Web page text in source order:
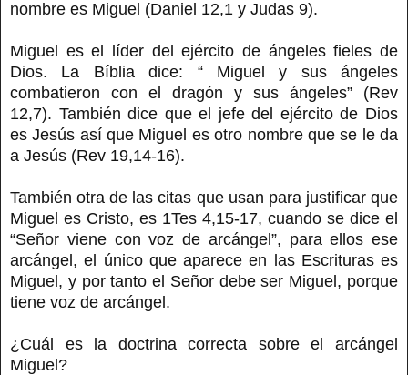
nombre es Miguel (Daniel 12,1 y Judas 9).
Miguel es el líder del ejército de ángeles fieles de
Dios. La Bíblia dice: “ Miguel y sus ángeles
combatieron con el dragón y sus ángeles” (Rev
12,7). También dice que el jefe del ejército de Dios
es Jesús así que Miguel es otro nombre que se le da
a Jesús (Rev 19,14-16).
También otra de las citas que usan para justificar que
Miguel es Cristo, es 1Tes 4,15-17, cuando se dice el
“Señor viene con voz de arcángel”, para ellos ese
arcángel, el único que aparece en las Escrituras es
Miguel, y por tanto el Señor debe ser Miguel, porque
tiene voz de arcángel.
¿Cuál es la doctrina correcta sobre el arcángel
Miguel?